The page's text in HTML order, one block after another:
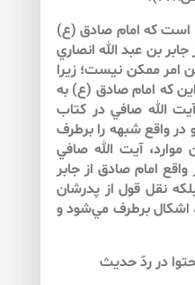
است كه امام صادق (ع)
بن عبد الله انصاري
امر ممكن نيست؛ زيرا
كه امام صادق (ع) به
الله صافي در كتاب
در واقع شبهه را برطرف
آيت الله صافي
امام صادق از جابر
نقل قول از پدرشان
اشكال برطرف مي‌شود و